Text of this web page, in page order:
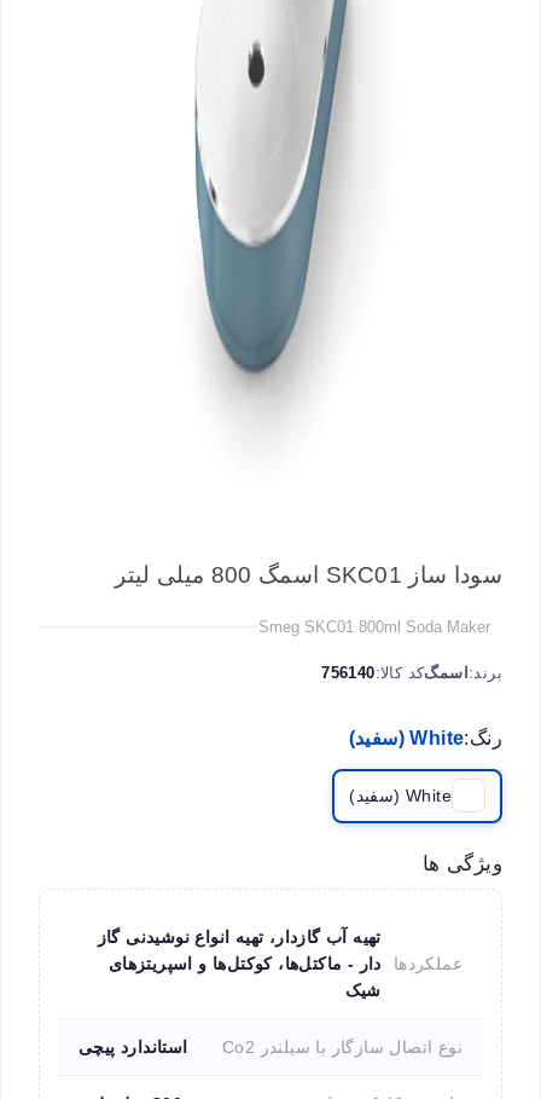
سودا ساز SKC01 اسمگ 800 میلی لیتر
Smeg SKC01 800ml Soda Maker
برند: اسمگکد کالا:756140
رنگ:White (سفید)
White (سفید)
ویژگی ها
عملکردها
تهیه آب گازدار، تهیه انواع نوشیدنی گاز
دار - ماکتل‌ها، کوکتل‌ها و اسپریتزهای
شیک
نوع اتصال سازگار با سیلندر Co2 استاندارد پیچی